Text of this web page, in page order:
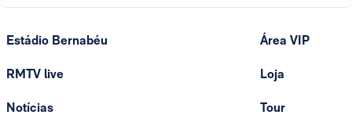
Estádio Bernabéu
RMTV live
Notícias
Área VIP
Loja
Tour